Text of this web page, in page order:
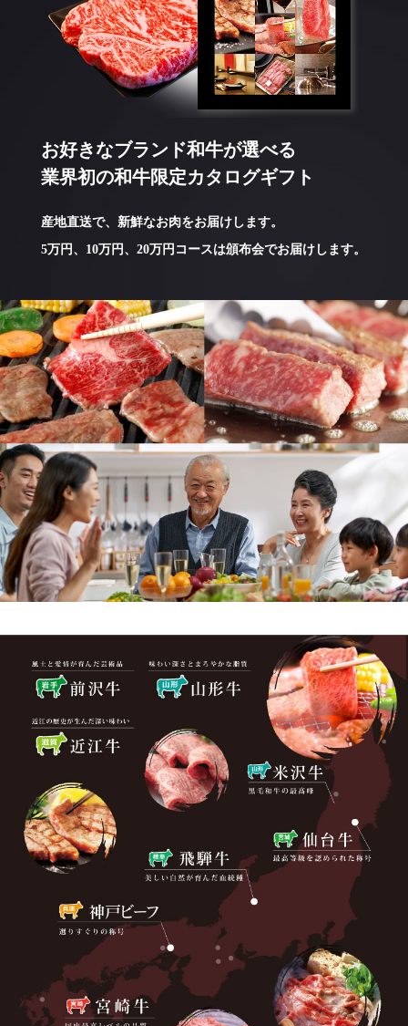
お好きなブランド和牛が選べる
業界初の和牛限定カタログギフト
産地直送で、新鮮なお肉をお届けします。
5万円、10万円、20万円コースは頒布会でお届けします。